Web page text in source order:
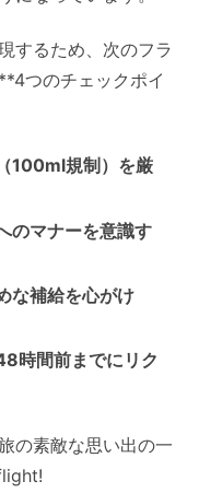
するため、次のフラ
つのチェックポイ
100ml規制）を厳
のマナーを意識す
な補給を心がけ
時間前までにリク
の素敵な思い出の一